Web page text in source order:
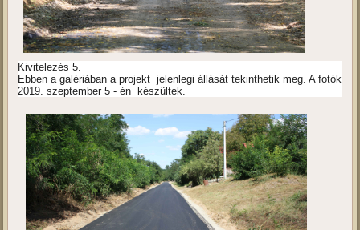
Kivitelezés 5.
Ebben a galériában a projekt jelenlegi állását tekinthetik meg. A fotók
2019. szeptember 5 - én készültek.